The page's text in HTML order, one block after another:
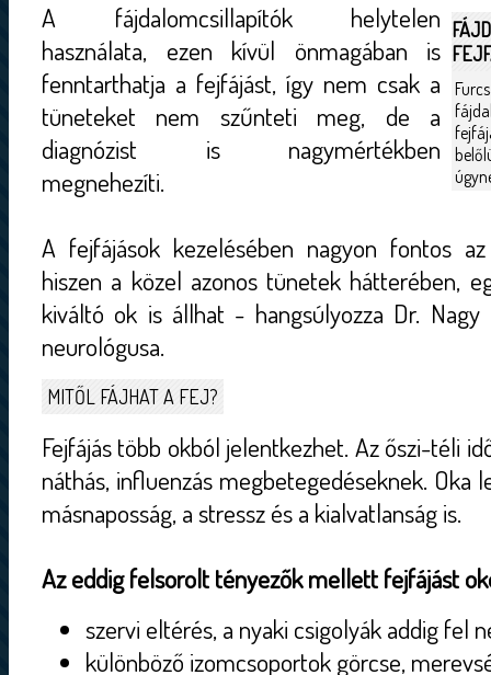
A fájdalomcsillapítók helytelen
használata, ezen kívül önmagában is
fenntarthatja a fejfájást, így nem csak a
tüneteket nem szűnteti meg, de a
diagnózist is nagymértékben
megnehezíti.
A fejfájások kezelésében nagyon fontos
hiszen a közel azonos tünetek hátterében,
kiváltó ok is állhat - hangsúlyozza Dr. Nagy
neurológusa.
MITŐL FÁJHAT A FEJ?
Fejfájás több okból jelentkezhet. Az őszi-téli
náthás, influenzás megbetegedéseknek. Oka
másnaposság, a stressz és a kialvatlanság is.
Az eddig felsorolt tényezők mellett fejfájást
szervi eltérés, a nyaki csigolyák addig fel
különböző izomcsoportok görcse,